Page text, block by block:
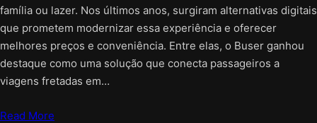
família ou lazer. Nos últimos anos, surgiram alternativas digitais
que prometem modernizar essa experiência e oferecer
melhores preços e conveniência. Entre elas, o Buser ganhou
destaque como uma solução que conecta passageiros a
viagens fretadas em…
Read More